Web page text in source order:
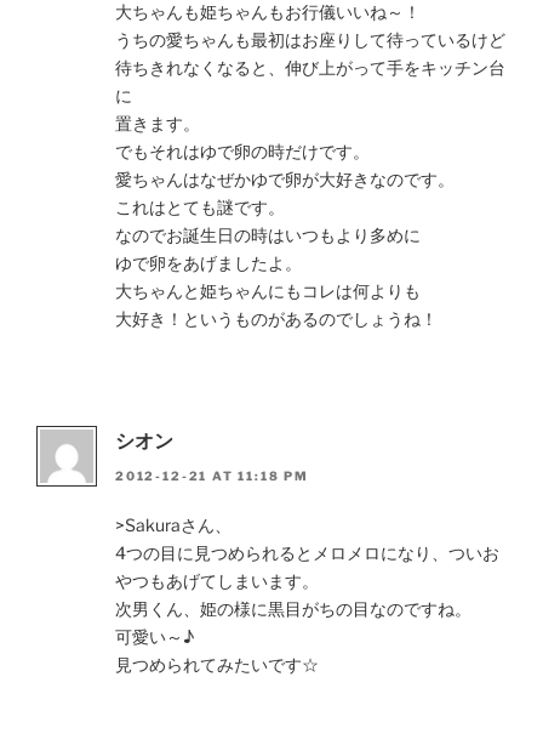
大ちゃんも姫ちゃんもお行儀いいね～！
うちの愛ちゃんも最初はお座りして待っているけど
待ちきれなくなると、伸び上がって手をキッチン台
に
置きます。
でもそれはゆで卵の時だけです。
愛ちゃんはなぜかゆで卵が大好きなのです。
これはとても謎です。
なのでお誕生日の時はいつもより多めに
ゆで卵をあげましたよ。
大ちゃんと姫ちゃんにもコレは何よりも
大好き！というものがあるのでしょうね！
シオン
2012-12-21 AT 11:18 PM
>Sakuraさん、
4つの目に見つめられるとメロメロになり、ついお
やつもあげてしまいます。
次男くん、姫の様に黒目がちの目なのですね。
可愛い～♪
見つめられてみたいです☆